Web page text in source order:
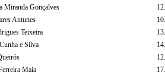
Miranda Gonçalves
Antunes
Teixeira
e Silva
Maia